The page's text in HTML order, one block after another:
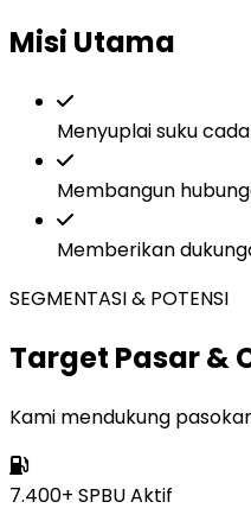
Misi Utama
Menyuplai suku
Membangun
Memberikan
SEGMENTASI & POTENSI
Target Pasar &
Kami mendukung
7.400+ SPBU Aktif